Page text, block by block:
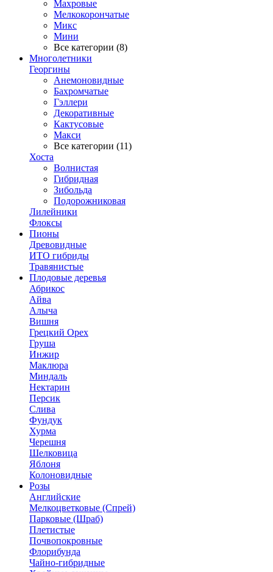
Махровые
Мелкокорончатые
Микс
Мини
Все категории (8)
Многолетники
Георгины
Анемоновидные
Бахромчатые
Гэллери
Декоративные
Кактусовые
Макси
Все категории (11)
Хоста
Волнистая
Гибридная
Зибольда
Подорожниковая
Лилейники
Флоксы
Пионы
Древовидные
ИТО гибриды
Травянистые
Плодовые деревья
Абрикос
Айва
Алыча
Вишня
Грецкий Орех
Груша
Инжир
Маклюра
Миндаль
Нектарин
Персик
Слива
Фундук
Хурма
Черешня
Шелковица
Яблоня
Колоновидные
Розы
Английские
Мелкоцветковые (Спрей)
Парковые (Шраб)
Плетистые
Почвопокровные
Флорибунда
Чайно-гибридные